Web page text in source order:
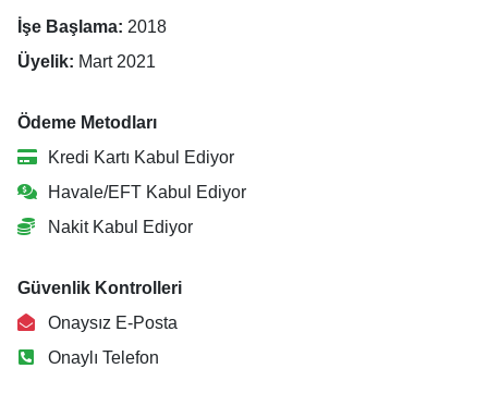
İşe Başlama: 2018
Üyelik: Mart 2021
Ödeme Metodları
Kredi Kartı Kabul Ediyor
Havale/EFT Kabul Ediyor
Nakit Kabul Ediyor
Güvenlik Kontrolleri
Onaysız E-Posta
Onaylı Telefon